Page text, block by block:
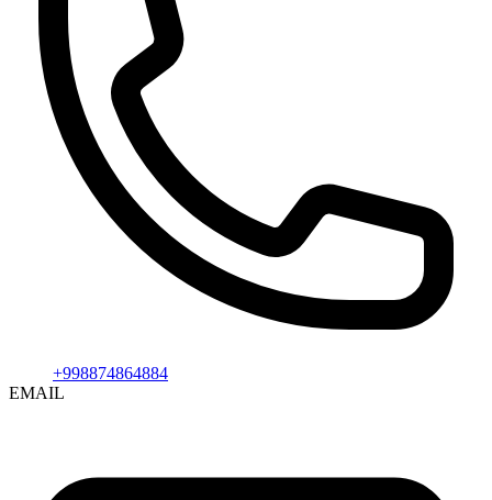
+998874864884
EMAIL